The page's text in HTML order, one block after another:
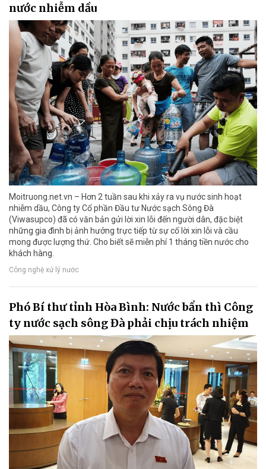
nước nhiễm dầu
Moitruong.net.vn – Hơn 2 tuần sau khi xảy ra vụ nước sinh hoạt
nhiễm dầu, Công ty Cổ phần Đầu tư Nước sạch Sông Đà
(Viwasupco) đã có văn bản gửi lời xin lỗi đến người dân, đặc biệt
những gia đình bị ảnh hưởng trực tiếp từ sự cố lời xin lỗi và cầu
mong được lượng thứ. Cho biết sẽ miễn phí 1 tháng tiền nước cho
khách hàng.
Công nghệ xử lý nước
Phó Bí thư tỉnh Hòa Bình: Nước bẩn thì Công
ty nước sạch sông Đà phải chịu trách nhiệm